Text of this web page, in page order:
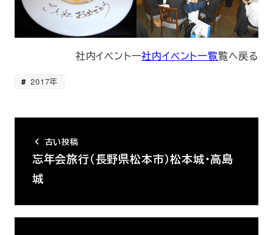
社内イベント一社内イベント一覧覧へ戻る
2017年
古い投稿
忘年会旅行（長野県松本市）松本城・高島
城